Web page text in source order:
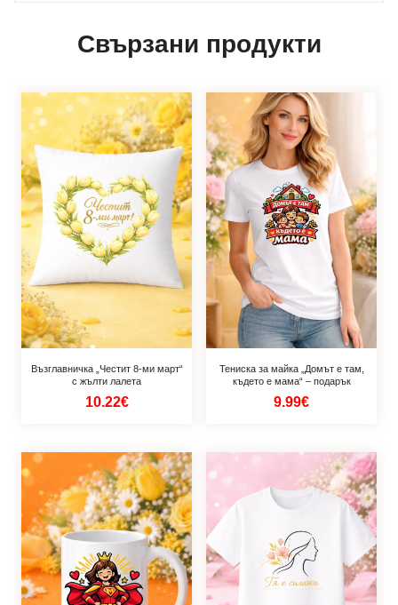
Свързани продукти
Възглавничка „Честит 8-ми март“
с жълти лалета
10.22€
Тениска за майка „Домът е там,
където е мама“ – подарък
9.99€